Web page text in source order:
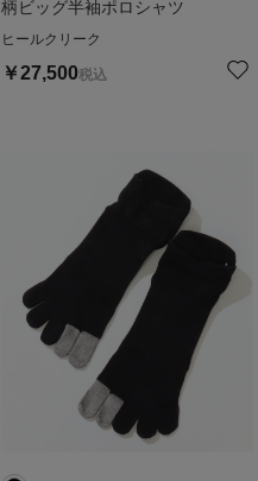
柄ビッグ半袖ポロシャツ
ヒールクリーク
￥27,500税込